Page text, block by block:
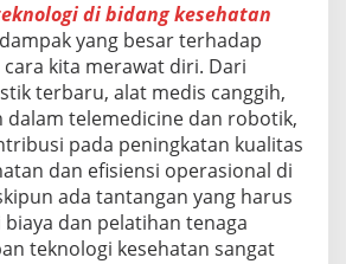
di bidang kesehatan
yang besar terhadap
kita merawat diri. Dari
terbaru, alat medis canggih,
dalam telemedicine dan robotik,
pada peningkatan kualitas
dan efisiensi operasional di
ada tantangan yang harus
dan pelatihan tenaga
teknologi kesehatan sangat